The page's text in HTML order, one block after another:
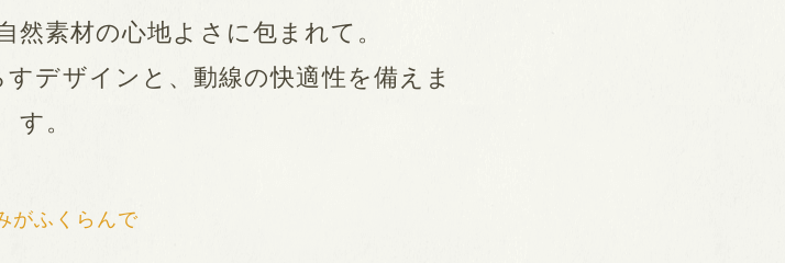
然素材の心地よさに包まれて。
デザインと、動線の快適性を備えま
す。
がふくらんで